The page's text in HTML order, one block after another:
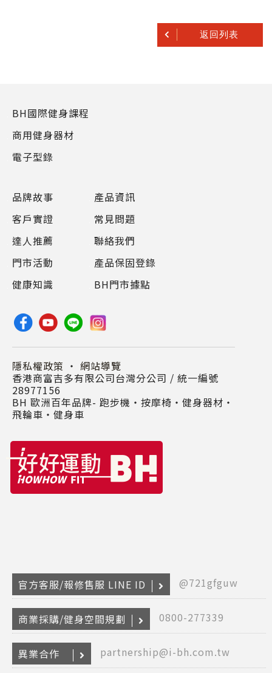
返回列表
品牌故事
客戶實證
達人推薦
門市活動
健康知識
產品資訊
常見問題
聯絡我們
產品保固登錄
BH門市據點
BH國際健身課程
商用健身器材
電子型錄
隱私權政策 ・ 網站導覽
香港商富吉多有限公司台灣分公司 / 統一編號
28977156
BH 歐洲百年品牌- 跑步機‧按摩椅‧健身器材‧
飛輪車‧健身車
官方客服/報修售服 LINE ID @721gfguw
商業採購/健身空間規劃 0800-277339
異業合作 partnership@i-bh.com.tw